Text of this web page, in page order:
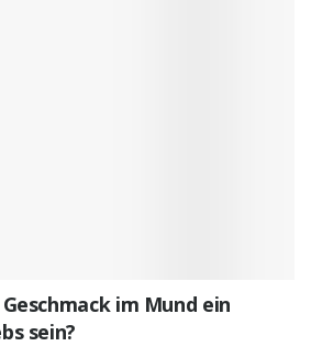
im Mund ein
sein?